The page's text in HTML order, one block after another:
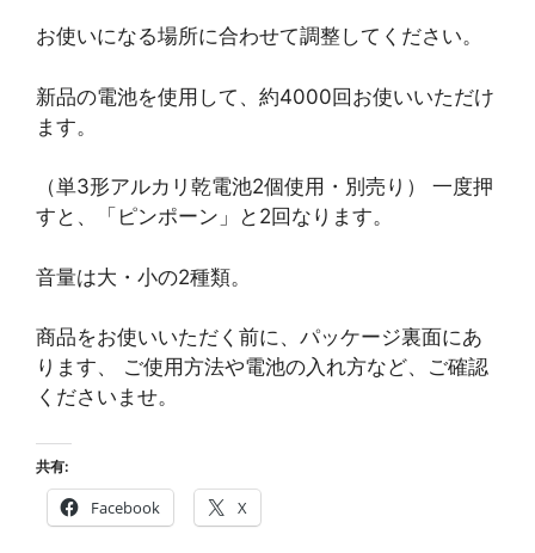
お使いになる場所に合わせて調整してください。
新品の電池を使用して、約4000回お使いいただけ
ます。
（単3形アルカリ乾電池2個使用・別売り） 一度押
すと、「ピンポーン」と2回なります。
音量は大・小の2種類。
商品をお使いいただく前に、パッケージ裏面にあ
ります、 ご使用方法や電池の入れ方など、ご確認
くださいませ。
共有:
Facebook X